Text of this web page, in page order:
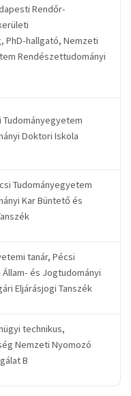
Rendőr-
PhD-hallgató, Nemzeti
Rendészettudományi
Tudományegyetem
Doktori Iskola
Tudományegyetem
Kar Büntető és
tanár, Pécsi
és Jogtudományi
Eljárásjogi Tanszék
technikus,
Nemzeti Nyomozó
B